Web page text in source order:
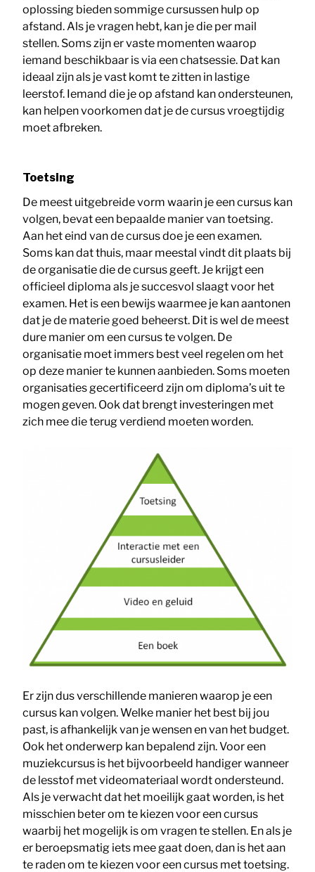
oplossing bieden sommige cursussen hulp op
afstand. Als je vragen hebt, kan je die per mail
stellen. Soms zijn er vaste momenten waarop
iemand beschikbaar is via een chatsessie. Dat kan
ideaal zijn als je vast komt te zitten in lastige
leerstof. Iemand die je op afstand kan ondersteunen,
kan helpen voorkomen dat je de cursus vroegtijdig
moet afbreken.
Toetsing
De meest uitgebreide vorm waarin je een cursus kan
volgen, bevat een bepaalde manier van toetsing.
Aan het eind van de cursus doe je een examen.
Soms kan dat thuis, maar meestal vindt dit plaats bij
de organisatie die de cursus geeft. Je krijgt een
officieel diploma als je succesvol slaagt voor het
examen. Het is een bewijs waarmee je kan aantonen
dat je de materie goed beheerst. Dit is wel de meest
dure manier om een cursus te volgen. De
organisatie moet immers best veel regelen om het
op deze manier te kunnen aanbieden. Soms moeten
organisaties gecertificeerd zijn om diploma’s uit te
mogen geven. Ook dat brengt investeringen met
zich mee die terug verdiend moeten worden.
Er zijn dus verschillende manieren waarop je een
cursus kan volgen. Welke manier het best bij jou
past, is afhankelijk van je wensen en van het budget.
Ook het onderwerp kan bepalend zijn. Voor een
muziekcursus is het bijvoorbeeld handiger wanneer
de lesstof met videomateriaal wordt ondersteund.
Als je verwacht dat het moeilijk gaat worden, is het
misschien beter om te kiezen voor een cursus
waarbij het mogelijk is om vragen te stellen. En als je
er beroepsmatig iets mee gaat doen, dan is het aan
te raden om te kiezen voor een cursus met toetsing.